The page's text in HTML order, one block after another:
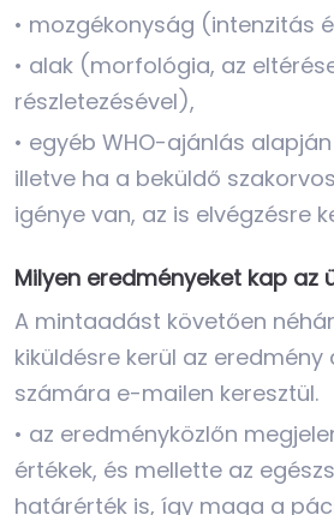
• mozgékonyság (intenzitás
• alak (morfológia, az
részletezésével),
• egyéb WHO-ajánlás
illetve ha a beküldő
igénye van, az is elvégzésre
Milyen eredményeket kap az
A mintaadást követően
kiküldésre kerül az eredmény
számára e-mailen keresztül.
• az eredményközlőn
értékek, és mellette az
határérték is, így maga a